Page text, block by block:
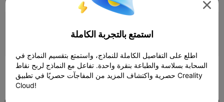
كسب المزيد من النقاط
300 

استمتع بالتجربة الكاملة
اطلع على التفاصيل الكاملة للنماذج، واستمتع بتقسيم النماذج في
السحابة بسلاسة والطباعة بنقرة واحدة. تفاعل مع النماذج لربح نقاط
حصرية واكتشاف المزيد من المفاجآت حصريًا في تطبيق Creality
Cloud!